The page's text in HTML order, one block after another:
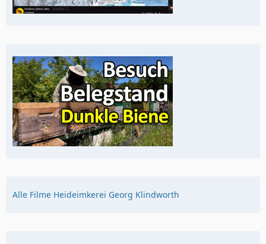
Alle Filme Heideimkerei Georg Klindworth